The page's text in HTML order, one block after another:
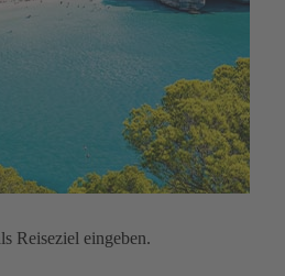
Reiseziel eingeben.